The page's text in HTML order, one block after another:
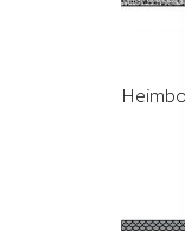
Heimbo